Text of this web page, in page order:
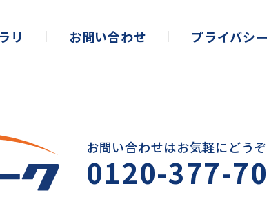
リ お問い合わせ プライバシ
お問い合わせはお気軽にどうぞ
0120-377-